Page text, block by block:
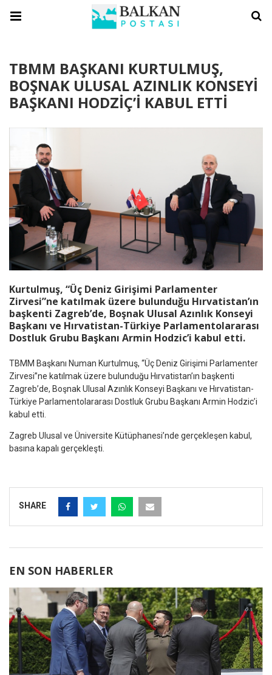
TBMM BAŞKANI KURTULMUŞ,
BOŞNAK ULUSAL AZINLIK KONSEYİ
BAŞKANI HODZİÇ’İ KABUL ETTİ
Kurtulmuş, “Üç Deniz Girişimi Parlamenter
Zirvesi”ne katılmak üzere bulunduğu Hırvatistan’ın
başkenti Zagreb’de, Boşnak Ulusal Azınlık Konseyi
Başkanı ve Hırvatistan-Türkiye Parlamentolararası
Dostluk Grubu Başkanı Armin Hodzic’i kabul etti.
TBMM Başkanı Numan Kurtulmuş, “Üç Deniz Girişimi Parlamenter
Zirvesi”ne katılmak üzere bulunduğu Hırvatistan’ın başkenti
Zagreb’de, Boşnak Ulusal Azınlık Konseyi Başkanı ve Hırvatistan-
Türkiye Parlamentolararası Dostluk Grubu Başkanı Armin Hodzic’i
kabul etti.
Zagreb Ulusal ve Üniversite Kütüphanesi’nde gerçekleşen kabul,
basına kapalı gerçekleşti.
SHARE
EN SON HABERLER